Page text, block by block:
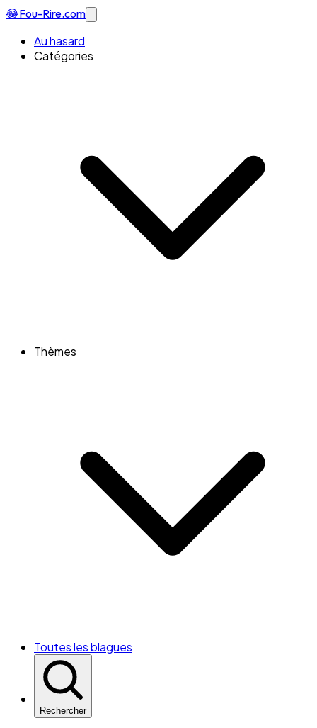
😂Fou-Rire.com
Au hasard
Catégories
Thèmes
Toutes les blagues
Rechercher